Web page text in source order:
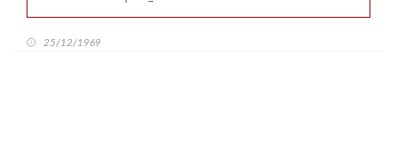
25/12/1969